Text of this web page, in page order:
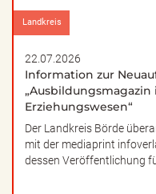
Landkreis
22.07.2026
Information zur
Erziehungswesen“
Der Landkreis Börde
mit der mediaprint
dessen Veröffentlichung